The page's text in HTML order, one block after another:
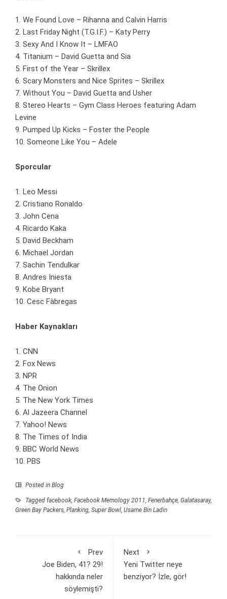
1. We Found Love – Rihanna and Calvin Harris
2. Last Friday Night (T.G.I.F.) – Katy Perry
3. Sexy And I Know It – LMFAO
4. Titanium – David Guetta and Sia
5. First of the Year – Skrillex
6. Scary Monsters and Nice Sprites – Skrillex
7. Without You – David Guetta and Usher
8. Stereo Hearts – Gym Class Heroes featuring Adam
Levine
9. Pumped Up Kicks – Foster the People
10. Someone Like You – Adele
Sporcular
1. Leo Messi
2. Cristiano Ronaldo
3. John Cena
4. Ricardo Kaka
5. David Beckham
6. Michael Jordan
7. Sachin Tendulkar
8. Andres Iniesta
9. Kobe Bryant
10. Cesc Fàbregas
Haber Kaynakları
1. CNN
2. Fox News
3. NPR
4. The Onion
5. The New York Times
6. Al Jazeera Channel
7. Yahoo! News
8. The Times of India
9. BBC World News
10. PBS
Posted in Blog
Tagged facebook, Facebook Memology 2011, Fenerbahçe, Galatasaray,
Green Bay Packers, Planking, Super Bowl, Usame Bin Ladin
Prev
Joe Biden, 41? 29!
hakkında neler
söylemişti?
Next
Yeni Twitter neye
benziyor? İzle, gör!